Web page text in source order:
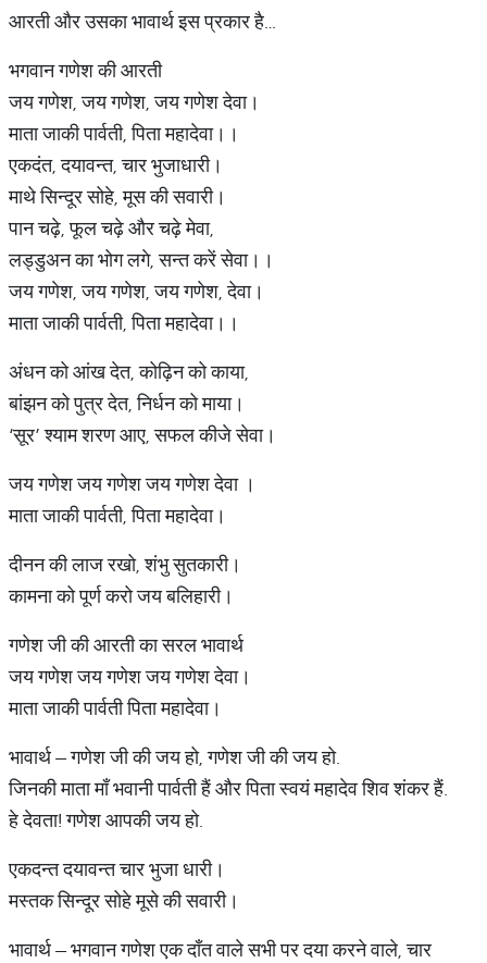
आरती और उसका भावार्थ इस प्रकार है…
भगवान गणेश की आरती
जय गणेश, जय गणेश, जय गणेश देवा।
माता जाकी पार्वती, पिता महादेवा।।
एकदंत, दयावन्त, चार भुजाधारी।
माथे सिन्दूर सोहे, मूस की सवारी।
पान चढ़े, फूल चढ़े और चढ़े मेवा,
लड्डुअन का भोग लगे, सन्त करें सेवा।।
जय गणेश, जय गणेश, जय गणेश, देवा।
माता जाकी पार्वती, पिता महादेवा।।
अंधन को आंख देत, कोढ़िन को काया,
बांझन को पुत्र देत, निर्धन को माया।
‘सूर’ श्याम शरण आए, सफल कीजे सेवा।
जय गणेश जय गणेश जय गणेश देवा ।
माता जाकी पार्वती, पिता महादेवा।
दीनन की लाज रखो, शंभु सुतकारी।
कामना को पूर्ण करो जय बलिहारी।
गणेश जी की आरती का सरल भावार्थ
जय गणेश जय गणेश जय गणेश देवा।
माता जाकी पार्वती पिता महादेवा।
भावार्थ – गणेश जी की जय हो, गणेश जी की जय हो.
जिनकी माता माँ भवानी पार्वती हैं और पिता स्वयं महादेव शिव शंकर हैं.
हे देवता! गणेश आपकी जय हो.
एकदन्त दयावन्त चार भुजा धारी।
मस्तक सिन्दूर सोहे मूसे की सवारी।
भावार्थ – भगवान गणेश एक दाँत वाले सभी पर दया करने वाले, चार